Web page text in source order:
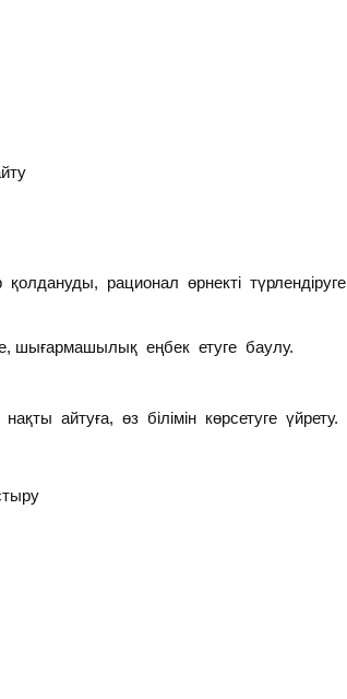
рационал өрнекті түрлендіруге
шығармашылық еңбек етуге баулу.
айтуға, өз білімін көрсетуге үйрету.